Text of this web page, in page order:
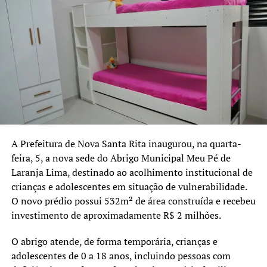
Segundo os dados informados pelo coletivo, o Rio
Grande do Sul registra atualmente 43 casos de
feminicídio. A proposta dos Bancos Vermelhos é
contribuir para a sensibilização da população e reforçar o
debate sobre a prevenção da violência contra as
mulheres.
A Prefeitura de Nova Santa Rita inaugurou, na quarta-
feira, 5, a nova sede do Abrigo Municipal Meu Pé de
Laranja Lima, destinado ao acolhimento institucional de
crianças e adolescentes em situação de vulnerabilidade.
O novo prédio possui 532m² de área construída e recebeu
investimento de aproximadamente R$ 2 milhões.
O abrigo atende, de forma temporária, crianças e
adolescentes de 0 a 18 anos, incluindo pessoas com